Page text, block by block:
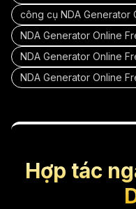
công cụ NDA Generator
NDA Generator Online
NDA Generator Online
NDA Generator Online
Hợp tác